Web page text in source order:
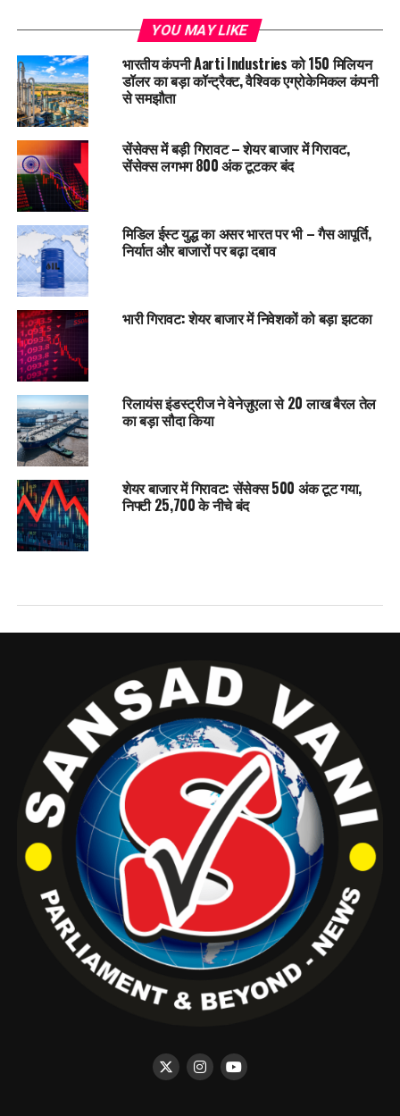
YOU MAY LIKE
भारतीय कंपनी Aarti Industries को 150 मिलियन
डॉलर का बड़ा कॉन्ट्रैक्ट, वैश्विक एग्रोकेमिकल कंपनी
से समझौता
सेंसेक्स में बड़ी गिरावट – शेयर बाजार में गिरावट,
सेंसेक्स लगभग 800 अंक टूटकर बंद
मिडिल ईस्ट युद्ध का असर भारत पर भी – गैस आपूर्ति,
निर्यात और बाजारों पर बढ़ा दबाव
भारी गिरावट: शेयर बाजार में निवेशकों को बड़ा झटका
रिलायंस इंडस्ट्रीज ने वेनेज़ुएला से 20 लाख बैरल तेल
का बड़ा सौदा किया
शेयर बाजार में गिरावट: सेंसेक्स 500 अंक टूट गया,
निफ्टी 25,700 के नीचे बंद